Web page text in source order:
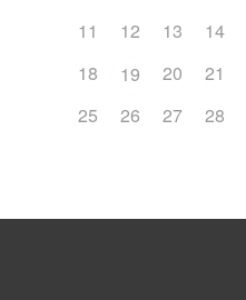
11
12 13 14
18
19 20 21
25
26 27 28